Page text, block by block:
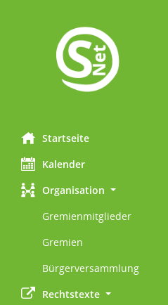
Startseite
Kalender
Organisation
Gremienmitglieder
Gremien
Bürgerversammlung
Rechtstexte